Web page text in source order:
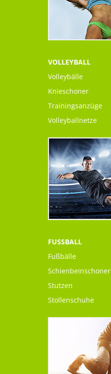
VOLLEYBALL
Volleybälle
Knieschoner
Trainingsanzüge
Volleyballnetze
FUSSBALL
Fußbälle
Schienbeinschoner
Stutzen
Stollenschuhe